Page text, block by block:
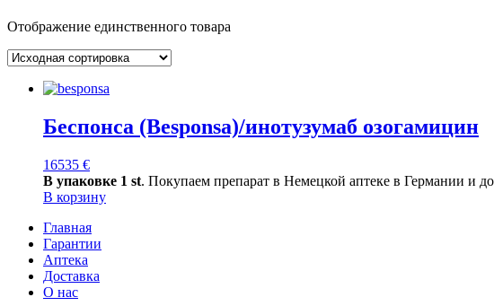
Отображение единственного товара
Беспонса (Besponsa)/инотузумаб озогамицин
16535 €
В упаковке 1 st. Покупаем препарат в Немецкой аптеке в Германии и
В корзину
Главная
Гарантии
Аптека
Доставка
О нас